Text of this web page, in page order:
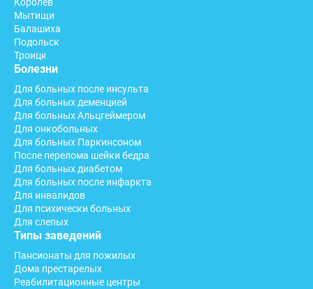
Королев
Мытищи
Балашиха
Подольск
Троицк
Болезни
Для больных после инсульта
Для больных деменцией
Для больных Альцгеймером
Для онкобольных
Для больных Паркинсоном
После перелома шейки бедра
Для больных диабетом
Для больных после инфаркта
Для инвалидов
Для психически больных
Для слепых
Типы заведений
Пансионаты для пожилых
Дома престарелых
Реабилитационные центры